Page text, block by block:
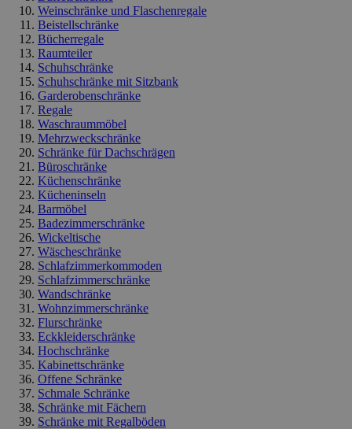
Weinschränke und Flaschenregale
Beistellschränke
Bücherregale
Raumteiler
Schuhschränke
Schuhschränke mit Sitzbank
Garderobenschränke
Regale
Waschraummöbel
Mehrzweckschränke
Schränke für Dachschrägen
Büroschränke
Küchenschränke
Kücheninseln
Barmöbel
Badezimmerschränke
Wickeltische
Wäscheschränke
Schlafzimmerkommoden
Schlafzimmerschränke
Wandschränke
Wohnzimmerschränke
Flurschränke
Eckkleiderschränke
Hochschränke
Kabinettschränke
Offene Schränke
Schmale Schränke
Schränke mit Fächern
Schränke mit Regalböden